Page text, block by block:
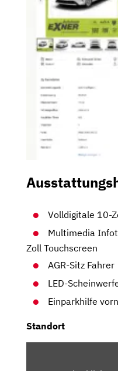
Volldigitale 10-
Multimedia
Zoll Touchscreen
AGR-Sitz Fahrer
LED-
Einparkhilfe
Standort